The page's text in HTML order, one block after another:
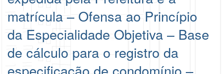
matrícula – Ofensa ao Princípio
da Especialidade Objetiva – Base
de cálculo para o registro da